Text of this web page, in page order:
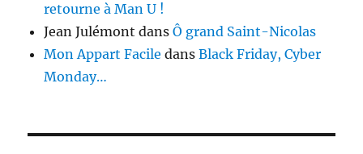
retourne à Man U !
Jean Julémont dansÔ grand Saint-Nicolas
Mon Appart Facile dansBlack Friday, Cyber
Monday…